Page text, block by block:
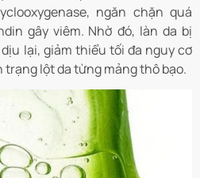
ngăn chặn quá
gây viêm. Nhờ đó, làn da bị
lại, giảm thiểu tối đa nguy cơ
lột da từng mảng thô bạo.